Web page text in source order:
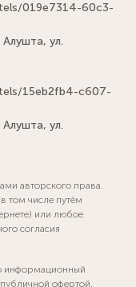
019e7314-60c3-
ул.
15eb2fb4-c607-
ул.
авторского права.
том числе путём
или любое
согласия
информационный
офертой,